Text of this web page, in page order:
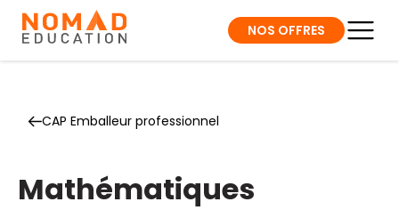
NOS OFFRES
CAP Emballeur professionnel
Mathématiques